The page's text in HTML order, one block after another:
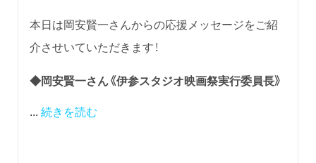
本日は岡安賢一さんからの応援メッセージをご紹
介させいていただきます！
◆岡安賢一さん《伊参スタジオ映画祭実行委員長》
... 続きを読む